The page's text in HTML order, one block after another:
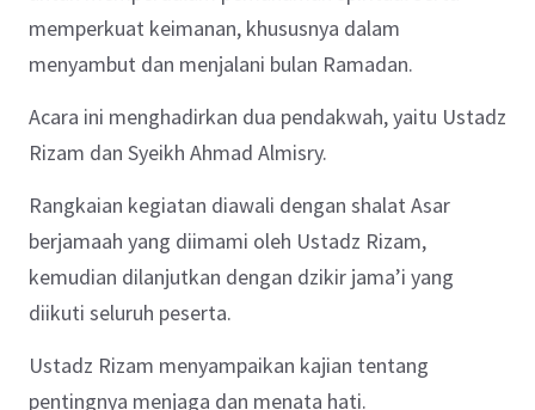
memperkuat keimanan, khususnya dalam
menyambut dan menjalani bulan Ramadan.
Acara ini menghadirkan dua pendakwah, yaitu Ustadz
Rizam dan Syeikh Ahmad Almisry.
Rangkaian kegiatan diawali dengan shalat Asar
berjamaah yang diimami oleh Ustadz Rizam,
kemudian dilanjutkan dengan dzikir jama’i yang
diikuti seluruh peserta.
Ustadz Rizam menyampaikan kajian tentang
pentingnya menjaga dan menata hati.